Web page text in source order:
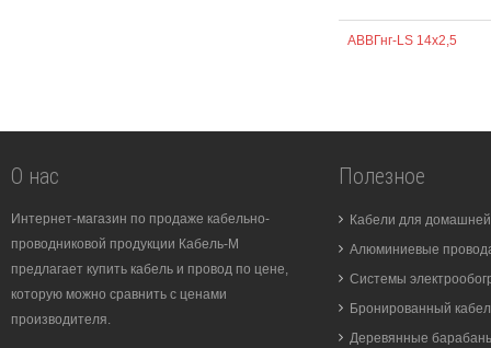
АВВГнг-LS 14х2,5
О нас
Интернет-магазин по продаже кабельно-
проводниковой продукции Кабель-М
предлагает купить кабель и провод по цене,
которую можно сравнить с ценами
производителя.
Полезное
Кабели для
Алюминиевые
Системы
Бронированный
Деревянные